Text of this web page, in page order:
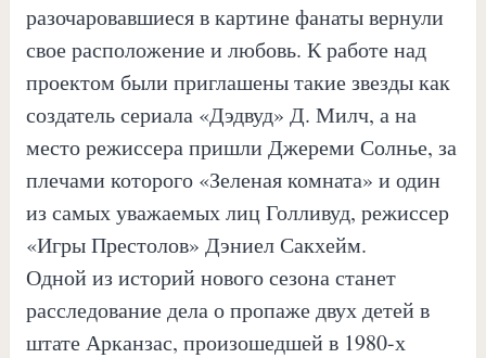
разочаровавшиеся в картине фанаты вернули
свое расположение и любовь. К работе над
проектом были приглашены такие звезды как
создатель сериала «Дэдвуд» Д. Милч, а на
место режиссера пришли Джереми Солнье, за
плечами которого «Зеленая комната» и один
из самых уважаемых лиц Голливуд, режиссер
«Игры Престолов» Дэниел Сакхейм.
Одной из историй нового сезона станет
расследование дела о пропаже двух детей в
штате Арканзас, произошедшей в 1980-х